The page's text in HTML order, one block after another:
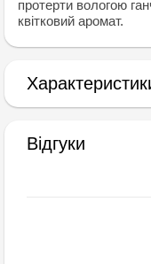
протерти вологою
квітковий аромат.
Відгуки